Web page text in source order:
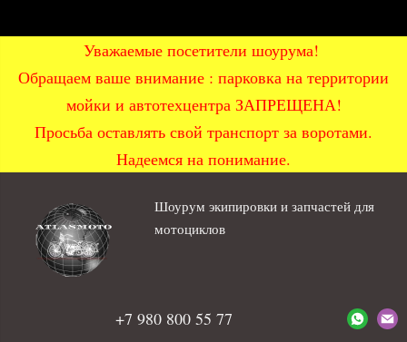
Уважаемые посетители шоурума!
Обращаем ваше внимание : парковка на территории
мойки и автотехцентра ЗАПРЕЩЕНА!
Просьба оставлять свой транспорт за воротами.
Надеемся на понимание.
Шоурум экипировки и запчастей для
мотоциклов
+7 980 800 55 77